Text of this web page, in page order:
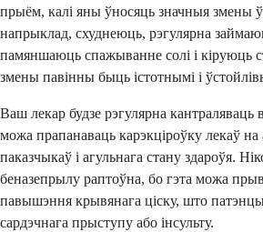
прыём, калі яны ўносяць значныя змены
напрыклад, схуднеюць, рэгулярна
памяншаюць спажыванне солі і кіруюць
змены павінны быць істотнымі і
Ваш лекар будзе рэгулярна кантраляваць
можа прапанаваць карэкціроўку лекаў
паказчыкаў і агульнага стану здароўя.
беназепрылу раптоўна, бо гэта можа
павышэння крывянага ціску, што
сардэчнага прыступу або інсульту.